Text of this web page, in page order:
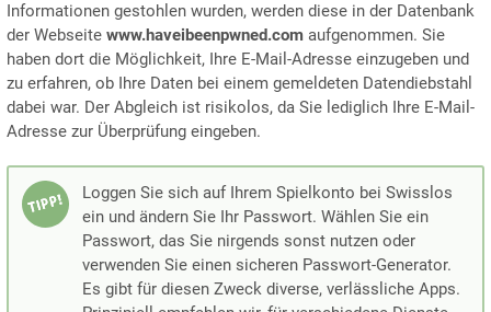
Informationen gestohlen wurden, werden diese in der Datenbank
der Webseite www.haveibeenpwned.com aufgenommen. Sie
haben dort die Möglichkeit, Ihre E-Mail-Adresse einzugeben und
zu erfahren, ob Ihre Daten bei einem gemeldeten Datendiebstahl
dabei war. Der Abgleich ist risikolos, da Sie lediglich Ihre E-Mail-
Adresse zur Überprüfung eingeben.
Loggen Sie sich auf Ihrem Spielkonto bei Swisslos
ein und ändern Sie Ihr Passwort. Wählen Sie ein
Passwort, das Sie nirgends sonst nutzen oder
verwenden Sie einen sicheren Passwort-Generator.
Es gibt für diesen Zweck diverse, verlässliche Apps.